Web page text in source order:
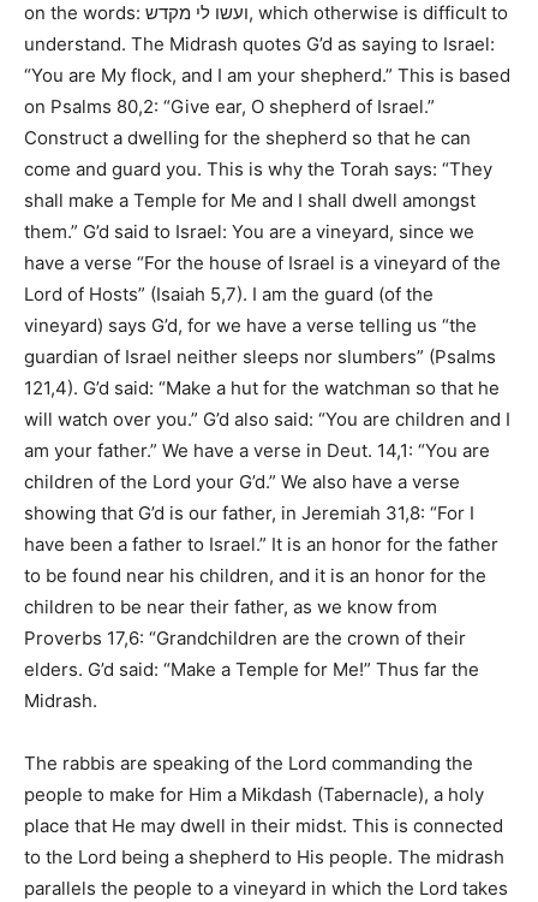
on the words: ועשו לי מקדש, which otherwise is difficult to
understand. The Midrash quotes G’d as saying to Israel:
“You are My flock, and I am your shepherd.” This is based
on Psalms 80,2: “Give ear, O shepherd of Israel.”
Construct a dwelling for the shepherd so that he can
come and guard you. This is why the Torah says: “They
shall make a Temple for Me and I shall dwell amongst
them.” G’d said to Israel: You are a vineyard, since we
have a verse “For the house of Israel is a vineyard of the
Lord of Hosts” (Isaiah 5,7). I am the guard (of the
vineyard) says G’d, for we have a verse telling us “the
guardian of Israel neither sleeps nor slumbers” (Psalms
121,4). G’d said: “Make a hut for the watchman so that he
will watch over you.” G’d also said: “You are children and I
am your father.” We have a verse in Deut. 14,1: “You are
children of the Lord your G’d.” We also have a verse
showing that G’d is our father, in Jeremiah 31,8: “For I
have been a father to Israel.” It is an honor for the father
to be found near his children, and it is an honor for the
children to be near their father, as we know from
Proverbs 17,6: “Grandchildren are the crown of their
elders. G’d said: “Make a Temple for Me!” Thus far the
Midrash.
The rabbis are speaking of the Lord commanding the
people to make for Him a Mikdash (Tabernacle), a holy
place that He may dwell in their midst. This is connected
to the Lord being a shepherd to His people. The midrash
parallels the people to a vineyard in which the Lord takes